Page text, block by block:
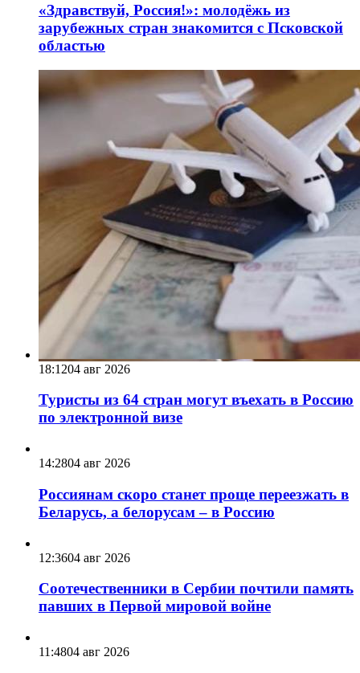
«Здравствуй, Россия!»: молодёжь из
зарубежных стран знакомится с Псковской
областью
18:1204 авг 2026
Туристы из 64 стран могут въехать в Россию
по электронной визе
14:2804 авг 2026
Россиянам скоро станет проще переезжать в
Беларусь, а белорусам – в Россию
12:3604 авг 2026
Соотечественники в Сербии почтили память
павших в Первой мировой войне
11:4804 авг 2026